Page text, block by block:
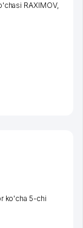
RAXIMOV,
ko'cha 5-chi